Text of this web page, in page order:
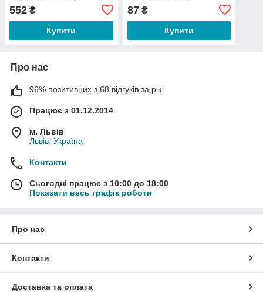
552 ₴
Купити
87₴
Купити
Про нас
96% позитивних з 68 відгуків за рік
Працює з 01.12.2014
м. Львів
Львів, Україна
Контакти
Сьогодні працює з 10:00 до 18:00
Показати весь графік роботи
Про нас
Контакти
Доставка та оплата